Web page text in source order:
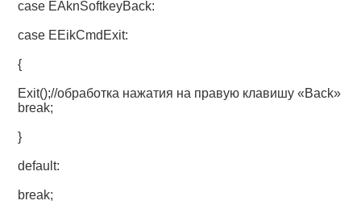
case EAknSoftkeyBack:
case EEikCmdExit:
{
Exit();//обработка нажатия на правую клавишу «Back»
break;
}
default:
break;